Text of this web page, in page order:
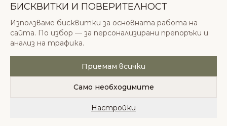
sales@odonatacosmetics.com
Нед: 11:00 – 18:00
© 2026 Одоната Козметикс ООД. Всички права
запазени.
Политика за поверителностОбщи условия
БИСКВИТКИ И ПОВЕРИТЕЛНОСТ
Използваме бисквитки за основната работа на
сайта. По избор — за персонализирани препоръки и
анализ на трафика.
Приемам всички
Само необходимите
Настройки